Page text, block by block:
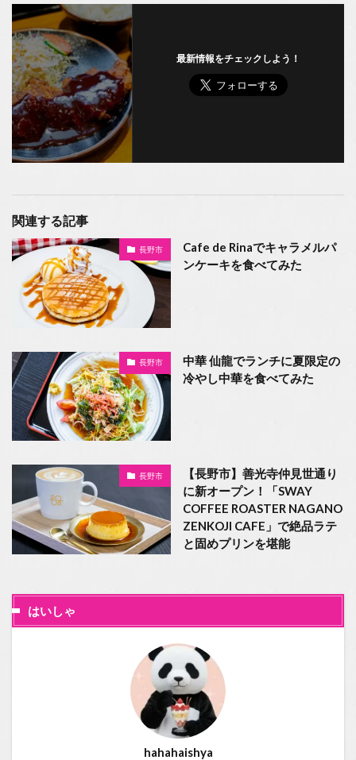
最新情報をチェックしよう！
関連する記事
長野市
Cafe de Rinaでキャラメルパ
ンケーキを食べてみた
長野市
中華 仙龍でランチに夏限定の
冷やし中華を食べてみた
長野市
【長野市】善光寺仲見世通り
に新オープン！「SWAY
COFFEE ROASTER NAGANO
ZENKOJI CAFE」で絶品ラテ
と固めプリンを堪能
はいしゃ
hahahaishya